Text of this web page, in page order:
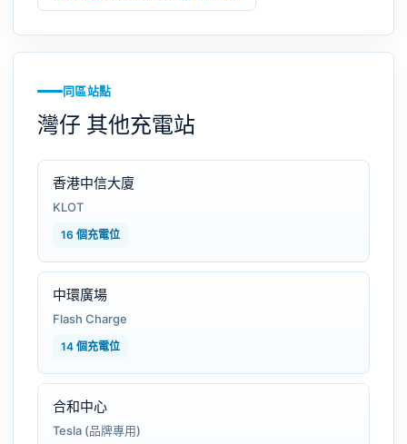
同區站點
灣仔 其他充電站
香港中信大廈
KLOT
16 個充電位
中環廣場
Flash Charge
14 個充電位
合和中心
Tesla (品牌專用)